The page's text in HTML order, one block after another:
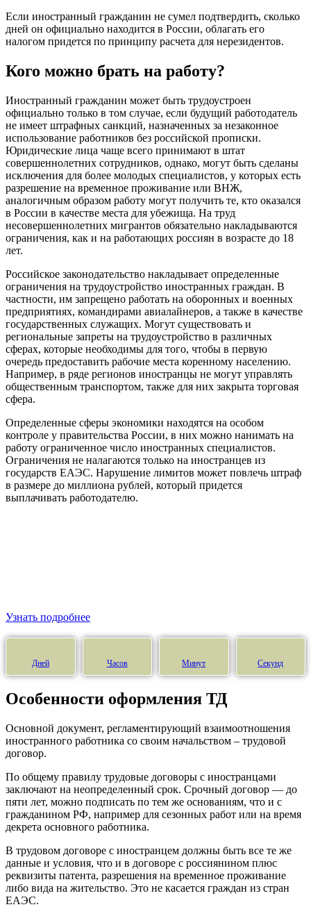
Если иностранный гражданин не сумел подтвердить, сколько
дней он официально находится в России, облагать его
налогом придется по принципу расчета для нерезидентов.
Кого можно брать на работу?
Иностранный гражданин может быть трудоустроен
официально только в том случае, если будущий работодатель
не имеет штрафных санкций, назначенных за незаконное
использование работников без российской прописки.
Юридические лица чаще всего принимают в штат
совершеннолетних сотрудников, однако, могут быть сделаны
исключения для более молодых специалистов, у которых есть
разрешение на временное проживание или ВНЖ,
аналогичным образом работу могут получить те, кто оказался
в России в качестве места для убежища. На труд
несовершеннолетних мигрантов обязательно накладываются
ограничения, как и на работающих россиян в возрасте до 18
лет.
Российское законодательство накладывает определенные
ограничения на трудоустройство иностранных граждан. В
частности, им запрещено работать на оборонных и военных
предприятиях, командирами авиалайнеров, а также в качестве
государственных служащих. Могут существовать и
региональные запреты на трудоустройство в различных
сферах, которые необходимы для того, чтобы в первую
очередь предоставить рабочие места коренному населению.
Например, в ряде регионов иностранцы не могут управлять
общественным транспортом, также для них закрыта торговая
сфера.
Определенные сферы экономики находятся на особом
контроле у правительства России, в них можно нанимать на
работу ограниченное число иностранных специалистов.
Ограничения не налагаются только на иностранцев из
государств ЕАЭС. Нарушение лимитов может повлечь штраф
в размере до миллиона рублей, который придется
выплачивать работодателю.
Узнать подробнее
Дней Часов Минут Секунд
Особенности оформления ТД
Основной документ, регламентирующий взаимоотношения
иностранного работника со своим начальством – трудовой
договор.
По общему правилу трудовые договоры с иностранцами
заключают на неопределенный срок. Срочный договор — до
пяти лет, можно подписать по тем же основаниям, что и с
гражданином РФ, например для сезонных работ или на время
декрета основного работника.
В трудовом договоре с иностранцем должны быть все те же
данные и условия, что и в договоре с россиянином плюс
реквизиты патента, разрешения на временное проживание
либо вида на жительство. Это не касается граждан из стран
ЕАЭС.